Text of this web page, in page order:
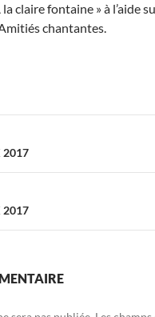
claire fontaine » à l’aide
chantantes.
2017
2017